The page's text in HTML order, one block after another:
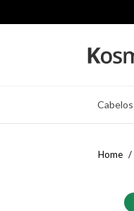
Cabelos
Home